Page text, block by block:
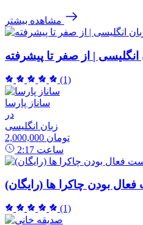
مشاهده بیشتر
| از صفر تا پیشرفته
(1)
ساناز پارسا
در
زبان انگلیسی
2,000,000 تومان
2:17 ساعت
بودن چاکرا ها (رایگان)
(1)